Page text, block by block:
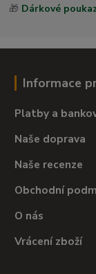
🎁 Dárkové
Informace
Platby a
Naše doprava
Naše recenze
Obchodní
O nás
Vrácení zboží